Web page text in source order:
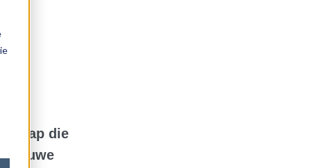
stap die
nieuwe